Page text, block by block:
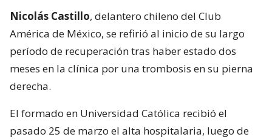
Nicolás Castillo, delantero chileno del Club
América de México, se refirió al inicio de su largo
período de recuperación tras haber estado dos
meses en la clínica por una trombosis en su pierna
derecha.
El formado en Universidad Católica recibió el
pasado 25 de marzo el alta hospitalaria, luego de